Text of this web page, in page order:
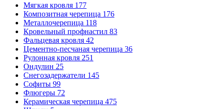
Мягкая кровля 177
Композитная черепица 176
Металлочерепица 118
Кровельный профнастил 83
Фальцевая кровля 42
Цементно-песчаная черепица 36
Рулонная кровля 251
Ондулин 25
Снегозадержатели 145
Софиты 99
Флюгеры 72
Керамическая черепица 475